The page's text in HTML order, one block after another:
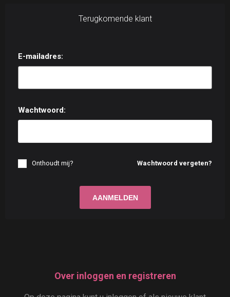
Terugkomende klant
E-mailadres:
Wachtwoord:
Wachtwoord vergeten?
Onthoudt mij?
Over inloggen en registreren